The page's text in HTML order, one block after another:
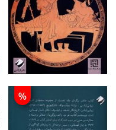
%